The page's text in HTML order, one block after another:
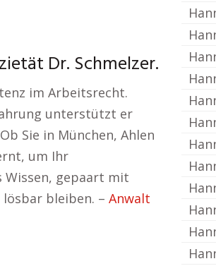
Dr. Schmelzer.
im Arbeitsrecht.
unterstützt er
Sie in München, Ahlen
um Ihr
Wissen, gepaart mit
bleiben. – Anwalt